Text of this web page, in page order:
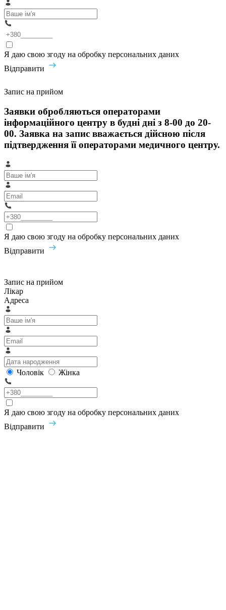
Я даю свою згоду на обробку персональних даних
Відправити
Запис на прийом
Заявки обробляються операторами
інформаційного центру в будні дні з 8-00 до 20-
00. Заявка на запис вважається дійсною після
підтвердження її операторами медичного центру.
Я даю свою згоду на обробку персональних даних
Відправити
Запис на прийом
Лікар
Адреса
Чоловік Жінка
Я даю свою згоду на обробку персональних даних
Відправити